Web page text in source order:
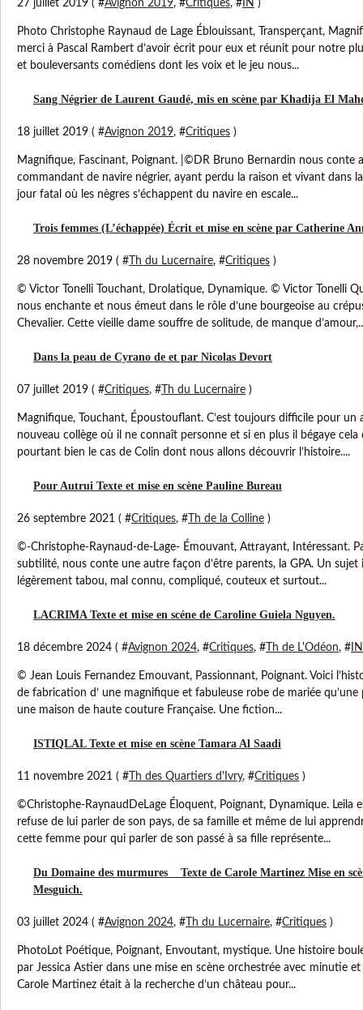
27 juillet 2019 ( #Avignon 2019, #Critiques, # IN )
Photo Christophe Raynaud de Lage Éblouissant, Transperçant,
merci à Pascal Rambert d’avoir écrit pour eux et réunit pour notre
et bouleversants comédiens dont les voix et le jeu nous...
Sang Négrier de Laurent Gaudé, mis en scène par Khadija El
18 juillet 2019 ( #Avignon 2019, #Critiques )
Magnifique, Fascinant, Poignant. |©DR Bruno Bernardin nous conte
commandant de navire négrier, ayant perdu la raison et vivant dans
jour fatal où les nègres s’échappent du navire en escale...
Trois femmes (L’échappée) Écrit et mise en scène par Catherine
28 novembre 2019 ( # Th du Lucernaire, #Critiques )
© Victor Tonelli Touchant, Drolatique, Dynamique. © Victor Tonelli
nous enchante et nous émeut dans le rôle d’une bourgeoise au
Chevalier. Cette vieille dame souffre de solitude, de manque
Dans la peau de Cyrano de et par Nicolas Devort
07 juillet 2019 ( #Critiques, # Th du Lucernaire )
Magnifique, Touchant, Époustouflant. C’est toujours difficile pour un
nouveau collège où il ne connaît personne et si en plus il bégaye cela
pourtant bien le cas de Colin dont nous allons découvrir l’histoire....
Pour Autrui Texte et mise en scène Pauline Bureau
26 septembre 2021 ( #Critiques, # Th de la Colline )
©-Christophe-Raynaud-de-Lage- Émouvant, Attrayant, Intéressant.
subtilité, nous conte une autre façon d’être parents, la GPA. Un
légèrement tabou, mal connu, compliqué, couteux et surtout...
LACRIMA Texte et mise en scéne de Caroline Guiela Nguyen.
18 décembre 2024 ( #Avignon 2024, #Critiques, # Th de L'Odéon, # IN
© Jean Louis Fernandez Emouvant, Passionnant, Poignant. Voici
de fabrication d’ une magnifique et fabuleuse robe de mariée qu’une
une maison de haute couture Française. Une fiction...
ISTIQLAL Texte et mise en scène Tamara Al Saadi
11 novembre 2021 ( # Th des Quartiers d'Ivry, #Critiques )
©Christophe-RaynaudDeLage Éloquent, Poignant, Dynamique. Leila
refuse de lui parler de son pays, de sa famille et même de lui
cette femme pour qui parler de son passé à sa fille représente...
Du Domaine des murmures Texte de Carole Martinez Mise en
Mesguich.
03 juillet 2024 ( #Avignon 2024, # Th du Lucernaire, #Critiques )
PhotoLot Poétique, Poignant, Envoutant, mystique. Une histoire
par Jessica Astier dans une mise en scène orchestrée avec minutie
Carole Martinez était à la recherche d’un château pour...